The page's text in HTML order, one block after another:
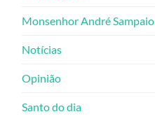
Monsenhor André Sampaio
Notícias
Opinião
Santo do dia